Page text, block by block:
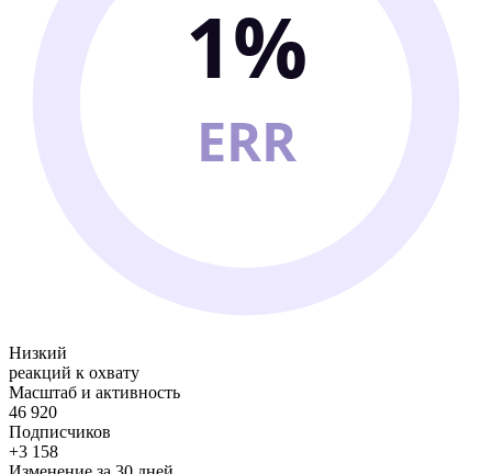
1%
ERR
Низкий
реакций к охвату
Масштаб и активность
46 920
Подписчиков
+3 158